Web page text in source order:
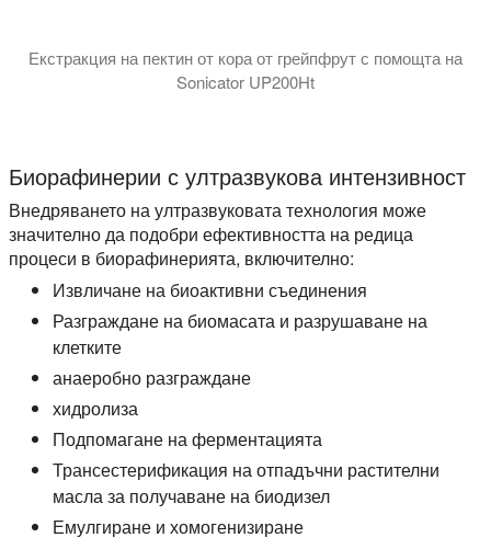
Екстракция на пектин от кора от грейпфрут с помощта на
Sonicator UP200Ht
Биорафинерии с ултразвукова интензивност
Внедряването на ултразвуковата технология може
значително да подобри ефективността на редица
процеси в биорафинерията, включително:
Извличане на биоактивни съединения
Разграждане на биомасата и разрушаване на
клетките
анаеробно разграждане
хидролиза
Подпомагане на ферментацията
Трансестерификация на отпадъчни растителни
масла за получаване на биодизел
Емулгиране и хомогенизиране